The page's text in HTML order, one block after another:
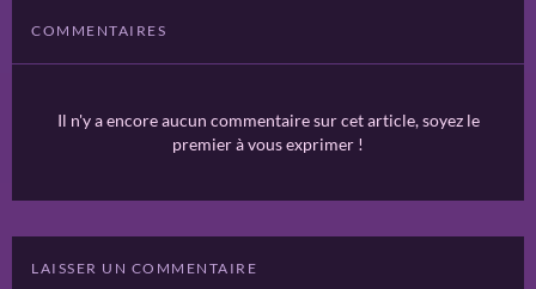
COMMENTAIRES
Il n'y a encore aucun commentaire sur cet article, soyez le
premier à vous exprimer !
LAISSER UN COMMENTAIRE